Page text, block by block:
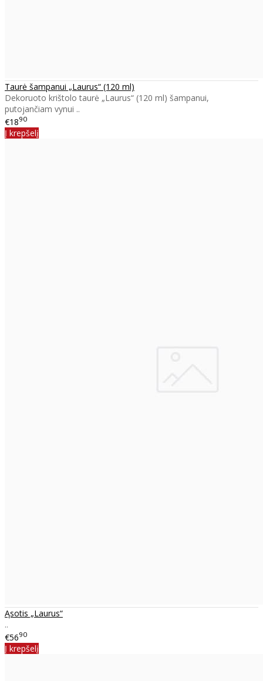
Taurė šampanui „Laurus“ (120 ml)
Dekoruoto krištolo taurė „Laurus“ (120 ml) šampanui,
putojančiam vynui ..
€1890
Į krepšelį
Ąsotis „Laurus“
..
€5690
Į krepšelį